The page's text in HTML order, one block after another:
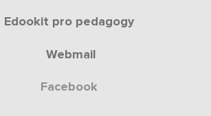
Edookit pro pedagogy
Webmail
Facebook